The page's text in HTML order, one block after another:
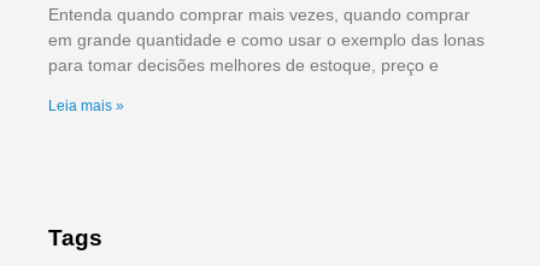
Entenda quando comprar mais vezes, quando comprar
em grande quantidade e como usar o exemplo das lonas
para tomar decisões melhores de estoque, preço e
Leia mais »
Tags